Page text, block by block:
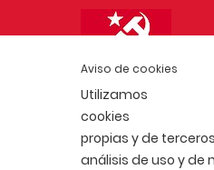
Aviso de cookies
Utilizamos
cookies
propias y de
análisis de uso y de